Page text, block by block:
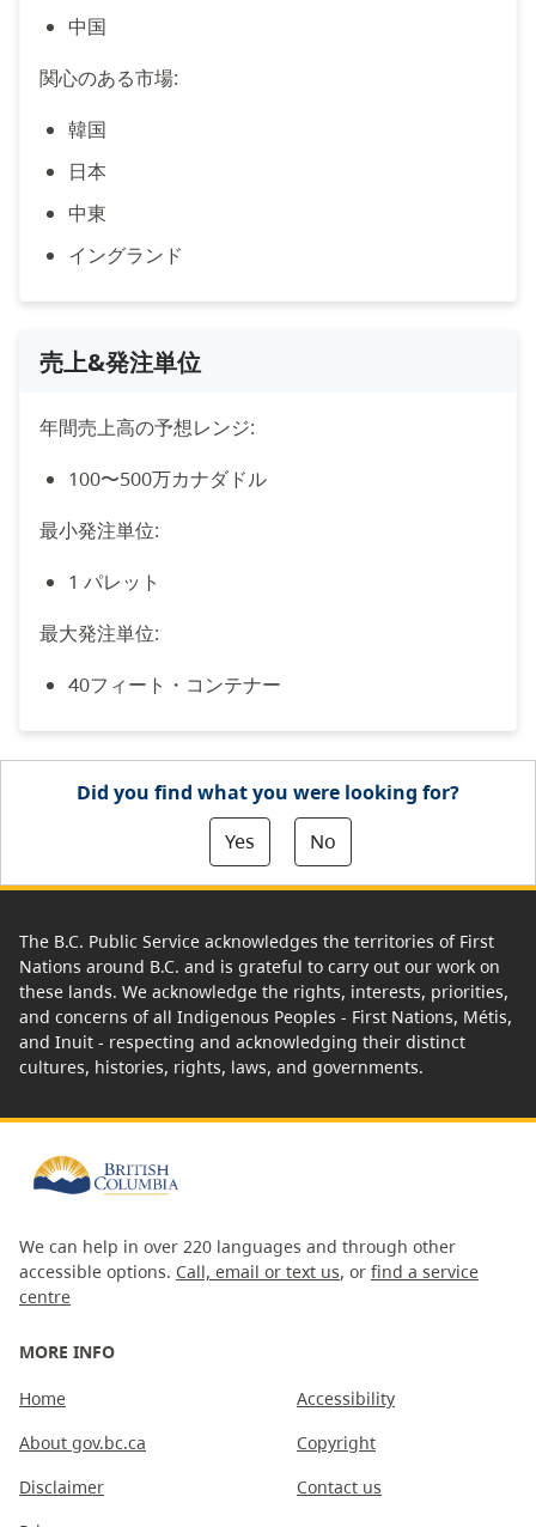
中国
関心のある市場:
韓国
日本
中東
イングランド
売上&発注単位
年間売上高の予想レンジ:
100〜500万カナダドル
最小発注単位:
1 パレット
最大発注単位:
40フィート・コンテナー
Did you find what you were looking for?
Yes
No
The B.C. Public Service acknowledges the territories of First
Nations around B.C. and is grateful to carry out our work on
these lands. We acknowledge the rights, interests, priorities,
and concerns of all Indigenous Peoples - First Nations, Métis,
and Inuit - respecting and acknowledging their distinct
cultures, histories, rights, laws, and governments.
We can help in over 220 languages and through other
accessible options. Call, email or text us, or find a service
centre
MORE INFO
Home
About gov.bc.ca
Disclaimer
Accessibility
Copyright
Contact us